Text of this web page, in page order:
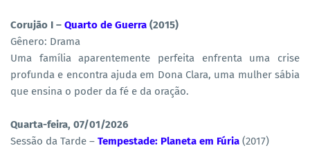
Corujão I – Quarto de Guerra (2015)
Gênero: Drama
Uma família aparentemente perfeita enfrenta uma crise
profunda e encontra ajuda em Dona Clara, uma mulher sábia
que ensina o poder da fé e da oração.
Quarta-feira, 07/01/2026
Sessão da Tarde – Tempestade: Planeta em Fúria (2017)